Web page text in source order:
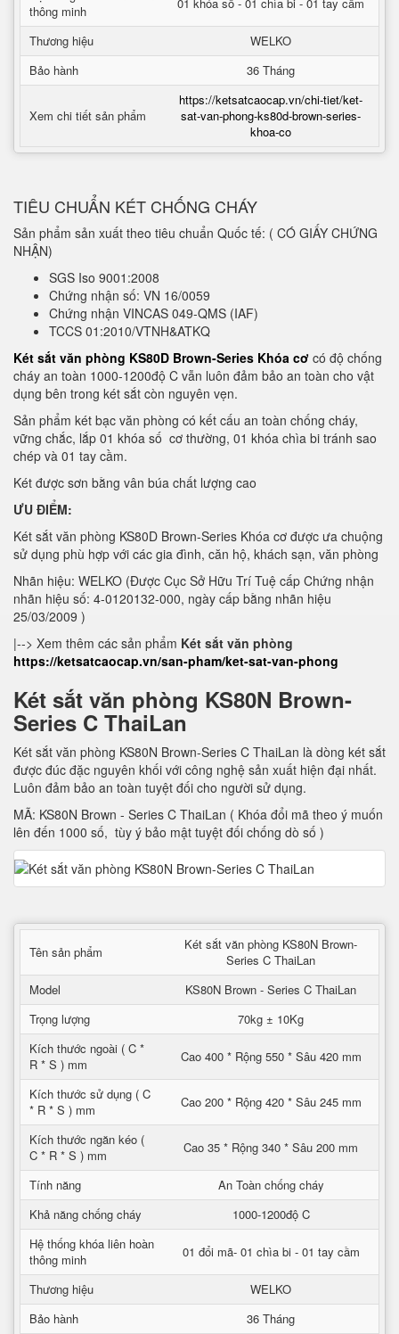
thông minh
Thương hiệu
WELKO
Bảo hành
36 Tháng
Xem chi tiết sản phẩm
https://ketsatcaocap.vn/chi-tiet/ket-
sat-van-phong-ks80d-brown-series-
khoa-co
TIÊU CHUẨN KÉT CHỐNG CHÁY
Sản phẩm sản xuất theo tiêu chuẩn Quốc tế: ( CÓ GIẤY CHỨNG
NHẬN)
SGS Iso 9001:2008
Chứng nhận số: VN 16/0059
Chứng nhận VINCAS 049-QMS (IAF)
TCCS 01:2010/VTNH&ATKQ
Két sắt văn phòng KS80D Brown-Series Khóa cơ có độ chống
cháy an toàn 1000-1200độ C vẫn luôn đảm bảo an toàn cho vật
dụng bên trong két sắt còn nguyên vẹn.
Sản phẩm két bạc văn phòng có kết cấu an toàn chống cháy,
vững chắc, lắp 01 khóa số cơ thường, 01 khóa chìa bi tránh sao
chép và 01 tay cầm.
Két được sơn bằng vân búa chất lượng cao
ƯU ĐIỂM:
Két sắt văn phòng KS80D Brown-Series Khóa cơ được ưa chuộng
sử dụng phù hợp với các gia đình, căn hộ, khách sạn, văn phòng
Nhãn hiệu: WELKO (Được Cục Sở Hữu Trí Tuệ cấp Chứng nhận
nhãn hiệu số: 4-0120132-000, ngày cấp bằng nhãn hiệu
25/03/2009 )
|--> Xem thêm các sản phẩm Két sắt văn phòng
https://ketsatcaocap.vn/san-pham/ket-sat-van-phong
Két sắt văn phòng KS80N Brown-
Series C ThaiLan
Két sắt văn phòng KS80N Brown-Series C ThaiLan là dòng két sắt
được đúc đặc nguyên khối với công nghệ sản xuất hiện đại nhất.
Luôn đảm bảo an toàn tuyệt đối cho người sử dụng.
MÃ: KS80N Brown - Series C ThaiLan ( Khóa đổi mã theo ý muốn
lên đến 1000 số, tùy ý bảo mật tuyệt đối chống dò số )
Tên sản phẩm
Két sắt văn phòng KS80N Brown-
Series C ThaiLan
Model
KS80N Brown - Series C ThaiLan
Trọng lượng
70kg ± 10Kg
Kích thước ngoài ( C *
R * S ) mm
Cao 400 * Rộng 550 * Sâu 420 mm
Kích thước sử dụng ( C
* R * S ) mm
Cao 200 * Rộng 420 * Sâu 245 mm
Kích thước ngăn kéo (
C * R * S ) mm
Cao 35 * Rộng 340 * Sâu 200 mm
Tính năng
An Toàn chống cháy
Khả năng chống cháy
1000-1200độ C
Hệ thống khóa liên hoàn
thông minh
01 đổi mã- 01 chìa bi - 01 tay cầm
Thương hiệu
WELKO
Bảo hành
36 Tháng